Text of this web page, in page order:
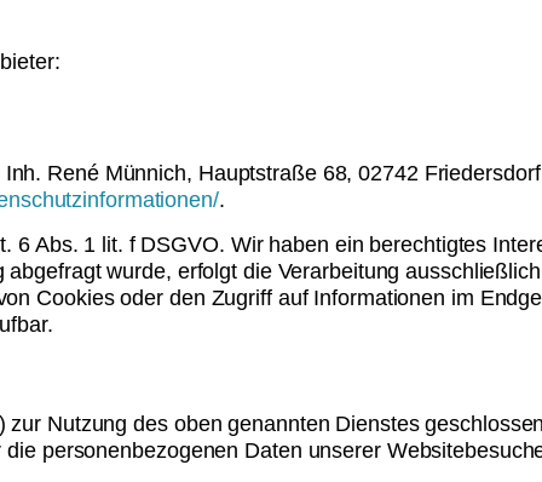
René Münnich, Hauptstraße 68, 02742
.
6 Abs. 1 lit. f DSGVO. Wir haben ein berechtigtes
wurde, erfolgt die Verarbeitung
Cookies oder den Zugriff auf Informationen im
Nutzung des oben genannten Dienstes
personenbezogenen Daten unserer